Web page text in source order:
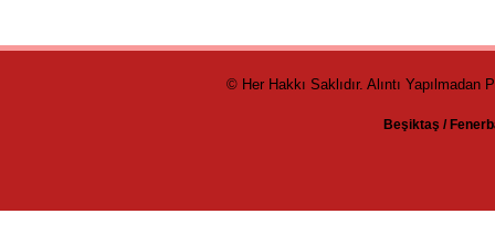
© Her Hakkı Saklıdır. Alıntı Yapılmadan
Beşiktaş /